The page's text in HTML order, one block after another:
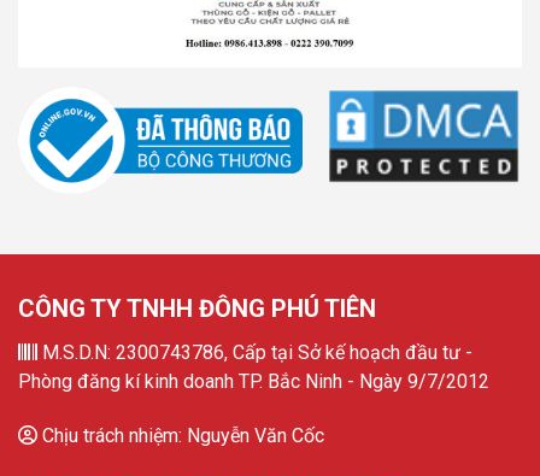
CÔNG TY TNHH ĐÔNG PHÚ TIÊN
M.S.D.N: 2300743786, Cấp tại Sở kế hoạch đầu tư -
Phòng đăng kí kinh doanh TP. Bắc Ninh - Ngày 9/7/2012
Chịu trách nhiệm: Nguyễn Văn Cốc